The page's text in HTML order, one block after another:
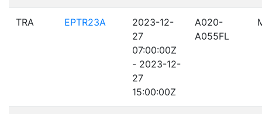
TRA EPTR23A
2023-12-
27
07:00:00Z
- 2023-12-
27
15:00:00Z
A020-
A055FL